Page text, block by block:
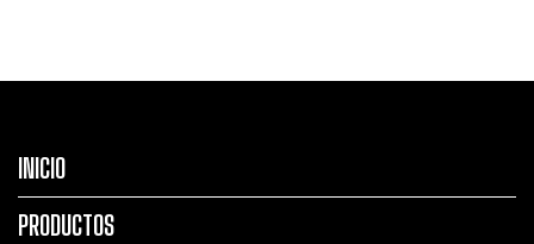
INICIO
PRODUCTOS